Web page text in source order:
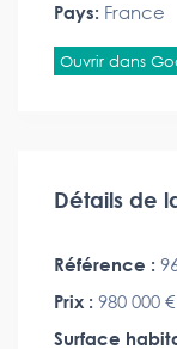
Pays: France
Ouvrir dans
Détails de
Référence :
Prix : 980 000 €
Surface